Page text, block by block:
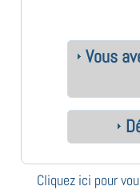
Vous
Cliquez ici pour